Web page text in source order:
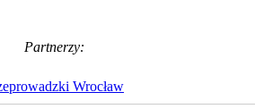
Partnerzy:
Wrocław